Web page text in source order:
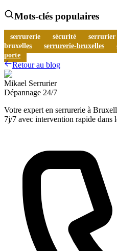
Mots-clés populaires
serrurerie sécurité serrurier
bruxelles
serrurerie-bruxelles
porte
Retour au blog
Mikael Serrurier
Dépannage 24/7
Votre expert en serrurerie à
7j/7 avec intervention rapide dans